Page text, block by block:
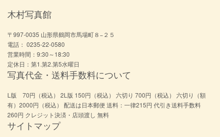
木村写真館
〒997-0035 山形県鶴岡市馬場町８−２５
電話： 0235-22-0580
営業時間：9:30～18:30
定休日：第1.第2.第5水曜日
写真代金・送料手数料について
L版 70円（税込） 2L版 150円（税込） 六切り 700円（税込） 六切り（額
有）2000円（税込） 配送は日本郵便 送料：一律215円 代引き送料手数料
260円 クレジット決済・店頭渡し 無料
サイトマップ